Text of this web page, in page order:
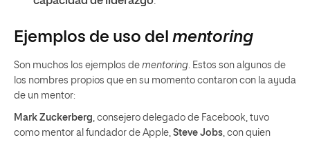
Ejemplos de uso del mentoring
Son muchos los ejemplos de mentoring . Estos son algunos de
los nombres propios que en su momento contaron con la ayuda
de un mentor:
Mark Zuckerberg , consejero delegado de Facebook, tuvo
como mentor al fundador de Apple, Steve Jobs , con quien